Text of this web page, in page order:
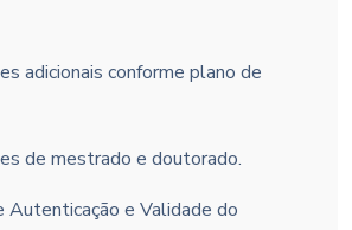
adicionais conforme plano de
de mestrado e doutorado.
Autenticação e Validade do